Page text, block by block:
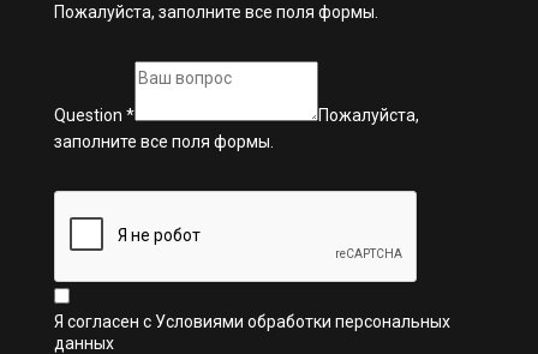
Пожалуйста, заполните все поля формы.
Question *
Пожалуйста,
заполните все поля формы.
Я согласен с Условиями обработки персональных
данных